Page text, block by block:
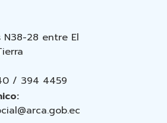
N38-28 entre El
/ 394 4459